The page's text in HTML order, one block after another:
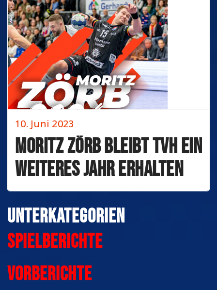
Moritz Zörb bleibt TVH ein
weiteres Jahr erhalten
10. Juni 2023
Unterkategorien
Spielberichte
Vorberichte